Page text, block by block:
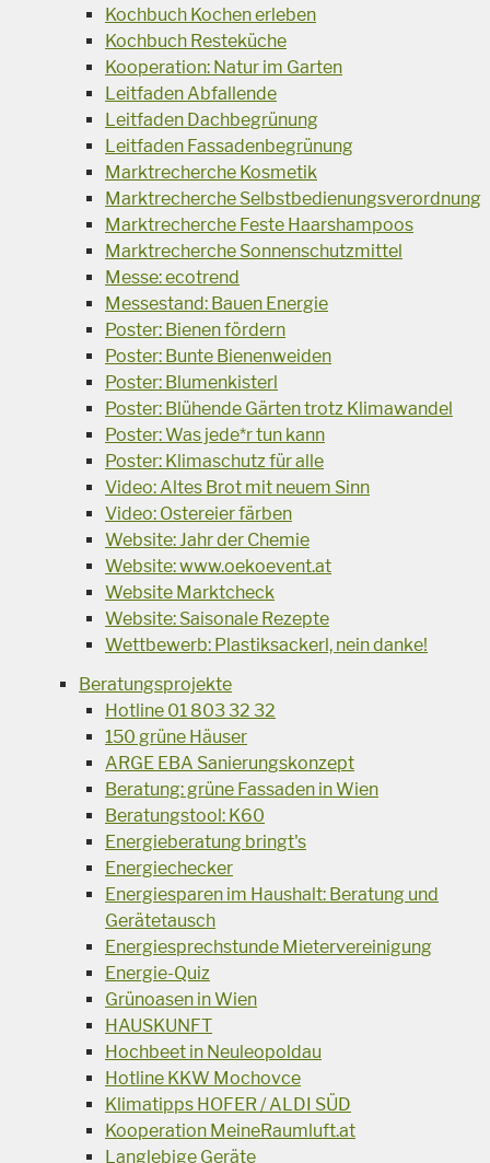
Kochbuch Kochen erleben
Kochbuch Resteküche
Kooperation: Natur im Garten
Leitfaden Abfallende
Leitfaden Dachbegrünung
Leitfaden Fassadenbegrünung
Marktrecherche Kosmetik
Marktrecherche Selbstbedienungsverordnung
Marktrecherche Feste Haarshampoos
Marktrecherche Sonnenschutzmittel
Messe: ecotrend
Messestand: Bauen Energie
Poster: Bienen fördern
Poster: Bunte Bienenweiden
Poster: Blumenkisterl
Poster: Blühende Gärten trotz Klimawandel
Poster: Was jede*r tun kann
Poster: Klimaschutz für alle
Video: Altes Brot mit neuem Sinn
Video: Ostereier färben
Website: Jahr der Chemie
Website: www.oekoevent.at
Website Marktcheck
Website: Saisonale Rezepte
Wettbewerb: Plastiksackerl, nein danke!
Beratungsprojekte
Hotline 01 803 32 32
150 grüne Häuser
ARGE EBA Sanierungskonzept
Beratung: grüne Fassaden in Wien
Beratungstool: K60
Energieberatung bringt's
Energiechecker
Energiesparen im Haushalt: Beratung und
Gerätetausch
Energiesprechstunde Mietervereinigung
Energie-Quiz
Grünoasen in Wien
HAUSKUNFT
Hochbeet in Neuleopoldau
Hotline KKW Mochovce
Klimatipps HOFER / ALDI SÜD
Kooperation MeineRaumluft.at
Langlebige Geräte